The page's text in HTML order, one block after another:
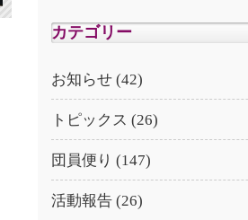
カテゴリー
お知らせ (42)
トピックス (26)
団員便り (147)
活動報告 (26)